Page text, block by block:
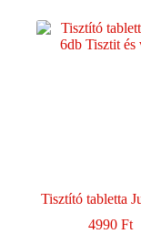
Tisztító tabletta
4990 Ft